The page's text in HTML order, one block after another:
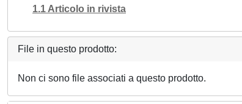
1.1 Articolo in rivista
File in questo prodotto:
Non ci sono file associati a questo prodotto.